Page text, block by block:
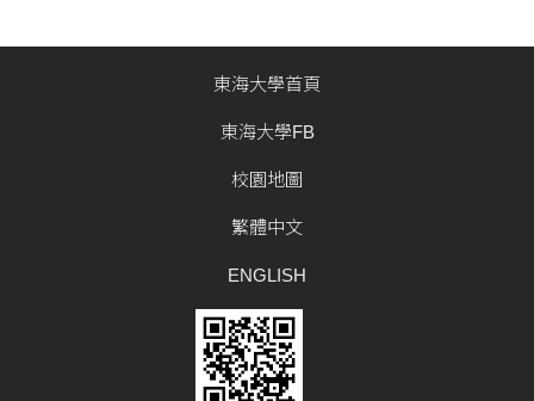
東海大學首頁
東海大學FB
校園地圖
繁體中文
ENGLISH